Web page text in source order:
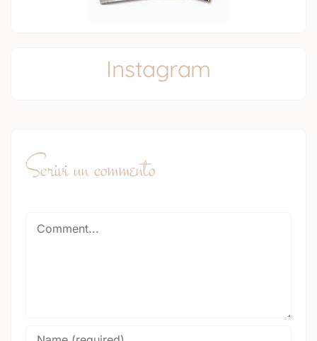
Instagram
Scrivi un commento
Comment